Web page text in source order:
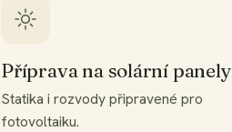
Příprava na solární panely
Statika i rozvody připravené pro
fotovoltaiku.